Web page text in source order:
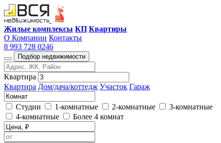
Жилые комплексы КП Квартиры
О Компании Контакты
8 993 728 0246
Подбор недвижимости
Квартира
Квартира Дом/дача/коттедж Участок Гараж
Студии 1-комнатные 2-комнатные
3-комнатные
4-комнатные
Более 4 комнат